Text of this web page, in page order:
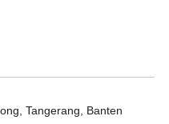
Tangerang, Banten